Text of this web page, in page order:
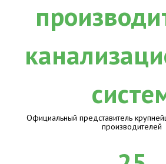
Официальный представитель
производителей